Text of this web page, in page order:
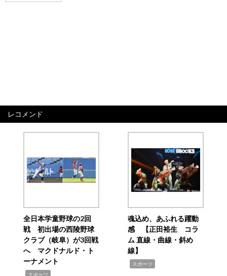
レコメンド
全日本学童野球の2回
戦 初出場の西陵野球
クラブ（岐阜）が3回戦
へ マクドナルド・ト
ーナメント
スポーツ
魂込め、あふれる躍動
感 【正田裕生 コラ
ム 直線・曲線・斜め
線】
スポーツ